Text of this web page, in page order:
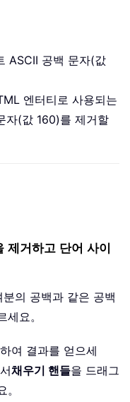
ASCII 공백 문자(값
엔터티로 사용되는
자(값 160)를 제거할
제거하고 단어 사이
의 공백과 같은 공백
요。
여 결과를 얻으세
채우기 핸들을 드래그